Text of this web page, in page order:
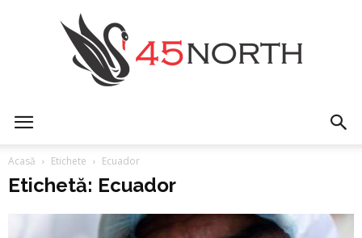
Acasă Etichete Ecuador
Etichetă: Ecuador